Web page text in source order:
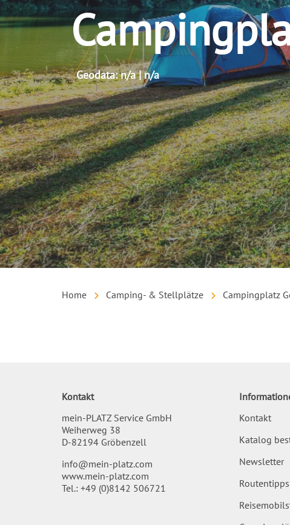
Geodata: n/a | n/a
Home Camping- & Stellplätze Campingplatz
Kontakt
mein-PLATZ Service GmbH
Weiherweg 38
D-82194 Gröbenzell
info@mein-platz.com
www.mein-platz.com
Tel.: +49 (0)8142 506721
Kontakt
Katalog
Newsletter
Routentipps